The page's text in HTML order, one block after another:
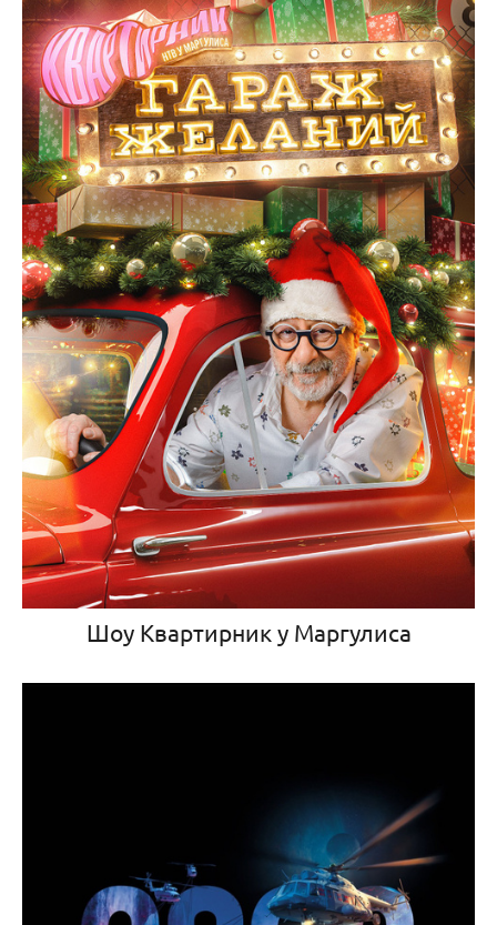
Шоу Квартирник у Маргулиса